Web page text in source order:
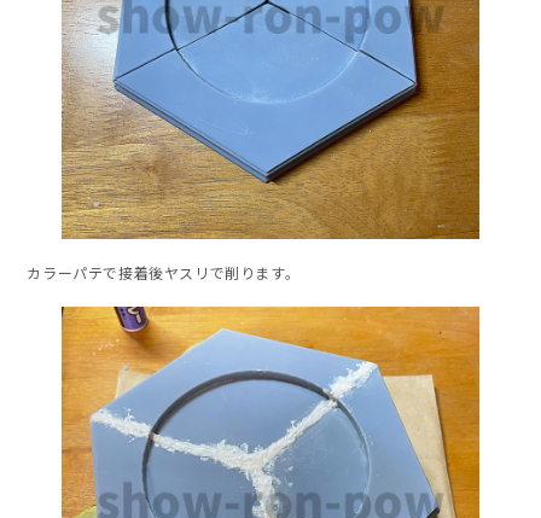
カラーパテで接着後ヤスリで削ります。